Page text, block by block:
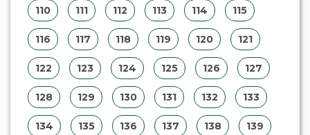
110 111 112 113 114 115
116 117 118 119 120 121
122 123 124 125 126 127
128 129 130 131 132 133
134 135 136 137 138 139